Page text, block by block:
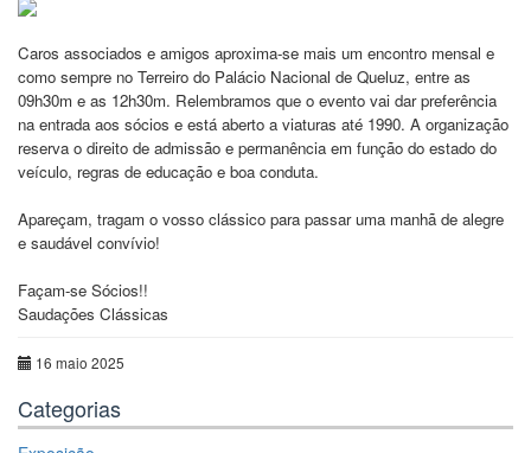
Caros associados e amigos aproxima-se mais um encontro mensal e
como sempre no Terreiro do Palácio Nacional de Queluz, entre as
09h30m e as 12h30m. Relembramos que o evento vai dar preferência
na entrada aos sócios e está aberto a viaturas até 1990. A organização
reserva o direito de admissão e permanência em função do estado do
veículo, regras de educação e boa conduta.
Apareçam, tragam o vosso clássico para passar uma manhã de alegre
e saudável convívio!
Façam-se Sócios!!
Saudações Clássicas
16 maio 2025
Categorias